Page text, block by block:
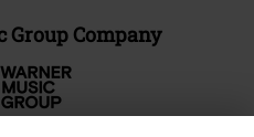
Company